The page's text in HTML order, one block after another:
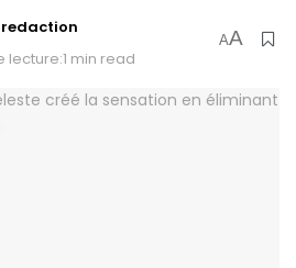
lecture:1 min read
AA